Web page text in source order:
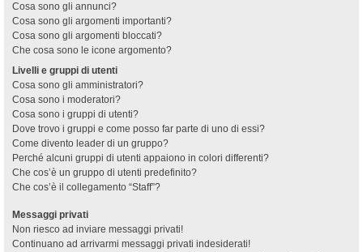
Cosa sono gli annunci?
Cosa sono gli argomenti importanti?
Cosa sono gli argomenti bloccati?
Che cosa sono le icone argomento?
Livelli e gruppi di utenti
Cosa sono gli amministratori?
Cosa sono i moderatori?
Cosa sono i gruppi di utenti?
Dove trovo i gruppi e come posso far parte di uno di essi?
Come divento leader di un gruppo?
Perché alcuni gruppi di utenti appaiono in colori differenti?
Che cos’è un gruppo di utenti predefinito?
Che cos’è il collegamento “Staff”?
Messaggi privati
Non riesco ad inviare messaggi privati!
Continuano ad arrivarmi messaggi privati indesiderati!